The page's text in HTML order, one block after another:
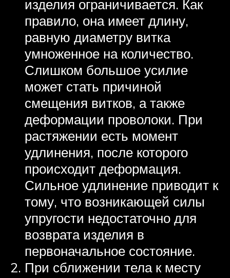
изделия ограничивается. Как
правило, она имеет длину,
равную диаметру витка
умноженное на количество.
Слишком большое усилие
может стать причиной
смещения витков, а также
деформации проволоки. При
растяжении есть момент
удлинения, после которого
происходит деформация.
Сильное удлинение приводит к
тому, что возникающей силы
упругости недостаточно для
возврата изделия в
первоначальное состояние.
При сближении тела к месту